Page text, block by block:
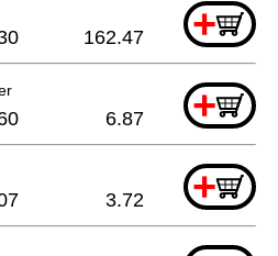
+
162.47
+
6.87
+
3.72